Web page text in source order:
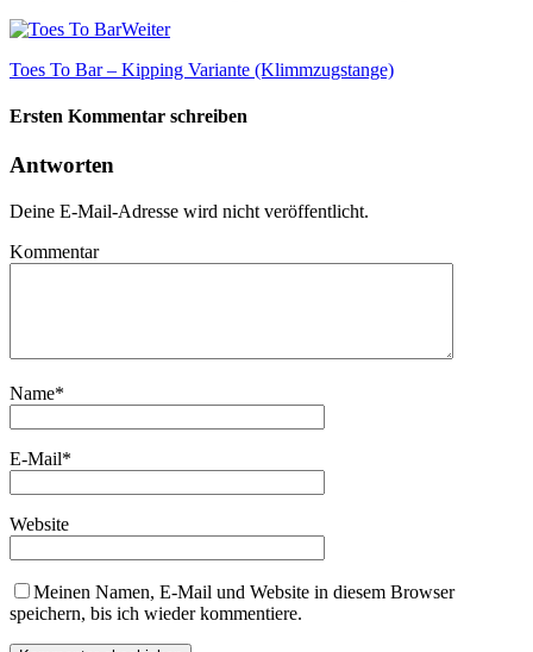
Weiter
Toes To Bar – Kipping Variante (Klimmzugstange)
Ersten Kommentar schreiben
Antworten
Deine E-Mail-Adresse wird nicht veröffentlicht.
Kommentar
Name*
E-Mail*
Website
Meinen Namen, E-Mail und Website in diesem Browser
speichern, bis ich wieder kommentiere.